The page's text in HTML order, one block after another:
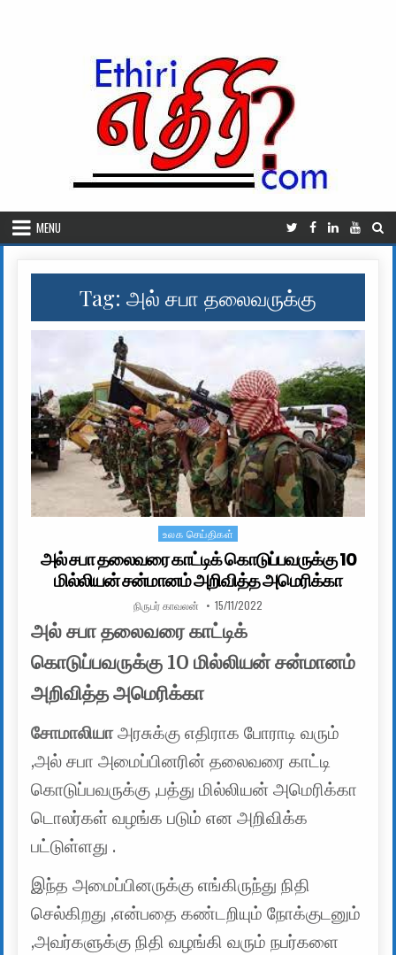
MENU
Tag: அல் சபா தலைவருக்கு
Posted in
உலக செய்திகள்
அல் சபா தலைவரை காட்டிக் கொடுப்பவருக்கு 10
மில்லியன் சன்மானம் அறிவித்த அமெரிக்கா
AUTHOR:
நிருபர் காவலன் PUBLISHED DATE:
15/11/2022
அல் சபா தலைவரை காட்டிக்
கொடுப்பவருக்கு 10 மில்லியன் சன்மானம்
அறிவித்த அமெரிக்கா
சோமாலியாஅரசுக்கு எதிராக போராடி வரும்
,அல் சபா அமைப்பினரின் தலைவரை காட்டி
கொடுப்பவருக்கு ,பத்து மில்லியன் அமெரிக்கா
டொலர்கள் வழங்க படும் என அறிவிக்க
பட்டுள்ளது .
இந்த அமைப்பினருக்கு எங்கிருந்து நிதி
செல்கிறது ,என்பதை கண்டறியும் நோக்குடனும்
,அவர்களுக்கு நிதி வழங்கி வரும் நபர்களை